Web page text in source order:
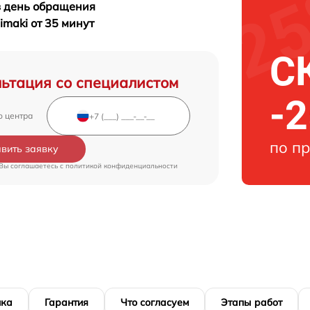
со специалистом
центра
заявку
соглашаетесь c политикой конфиденциальности
день обращения
от 35 минут
-
по
Гарантия Что согласуем Этапы работ